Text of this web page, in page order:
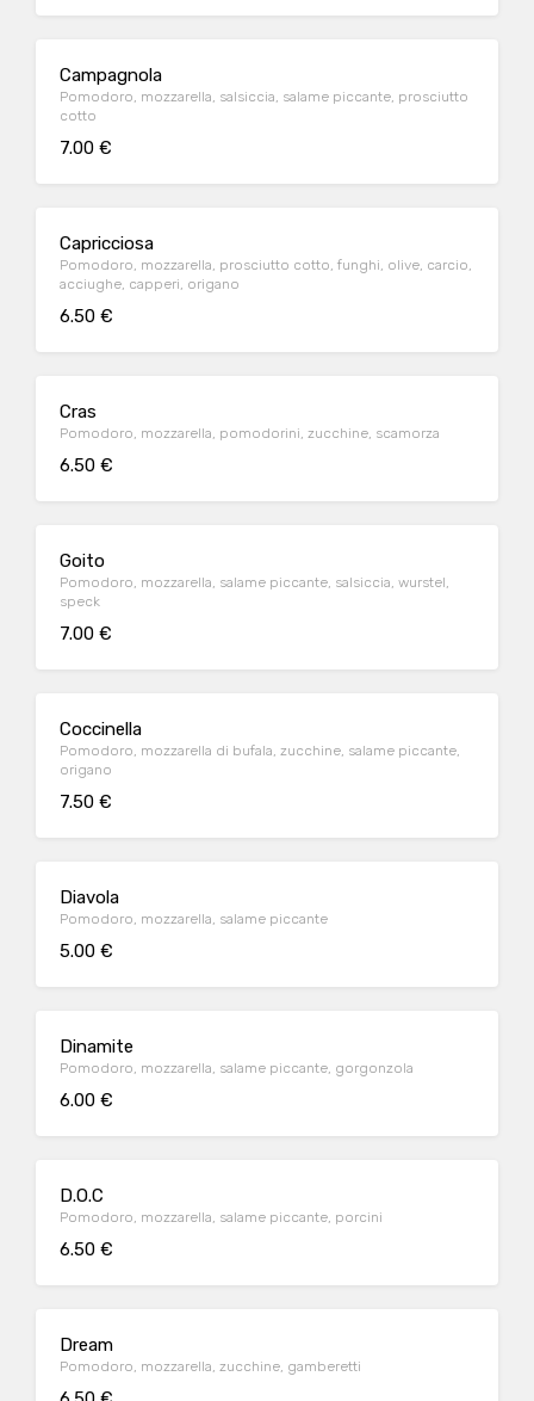
Campagnola
Pomodoro, mozzarella, salsiccia, salame piccante, prosciutto
cotto
7.00 €
Capricciosa
Pomodoro, mozzarella, prosciutto cotto, funghi, olive, carcio,
acciughe, capperi, origano
6.50 €
Cras
Pomodoro, mozzarella, pomodorini, zucchine, scamorza
6.50 €
Goito
Pomodoro, mozzarella, salame piccante, salsiccia, wurstel,
speck
7.00 €
Coccinella
Pomodoro, mozzarella di bufala, zucchine, salame piccante,
origano
7.50 €
Diavola
Pomodoro, mozzarella, salame piccante
5.00 €
Dinamite
Pomodoro, mozzarella, salame piccante, gorgonzola
6.00 €
D.O.C
Pomodoro, mozzarella, salame piccante, porcini
6.50 €
Dream
Pomodoro, mozzarella, zucchine, gamberetti